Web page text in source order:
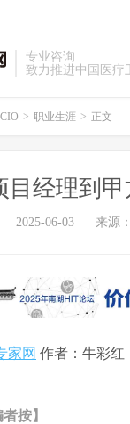
专业咨询
致力推进中国医疗
CIO > 职业生涯 > 正文
目经理到
2025-06-03 来源：
家网 作者：牛彩红
者按】